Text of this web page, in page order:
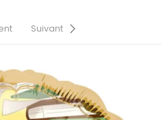
Suivant